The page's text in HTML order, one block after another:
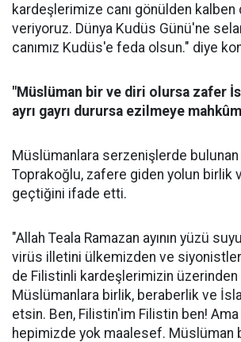
kardeşlerimize canı gönülden
veriyoruz. Dünya Kudüs Günü'ne
canımız Kudüs'e feda olsun." diye
"Müslüman bir ve diri olursa zafer
ayrı gayrı durursa ezilmeye
Müslümanlara serzenişlerde bulunan
Toprakoğlu, zafere giden yolun birlik
geçtiğini ifade etti.
"Allah Teala Ramazan ayının yüzü
virüs illetini ülkemizden ve
de Filistinli kardeşlerimizin üzerinden
Müslümanlara birlik, beraberlik ve
etsin. Ben, Filistin'im Filistin ben! Ama
hepimizde yok maalesef. Müslüman